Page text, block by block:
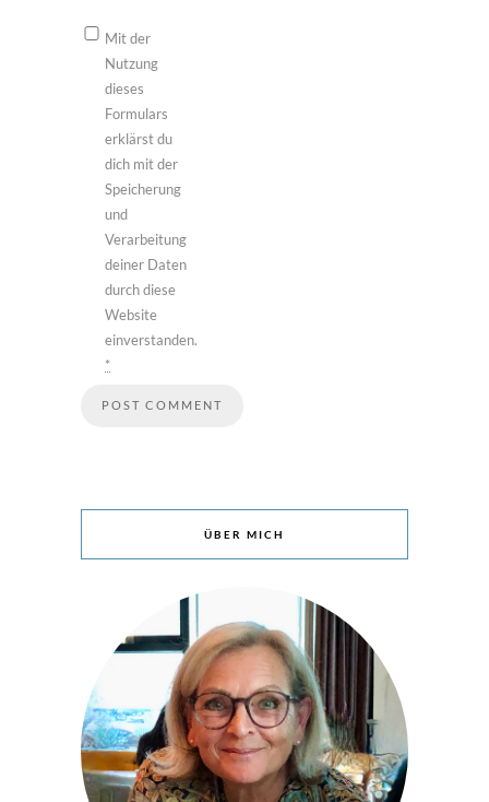
Mit der
Nutzung
dieses
Formulars
erklärst du
dich mit der
Speicherung
und
Verarbeitung
deiner Daten
durch diese
Website
einverstanden.
*
ÜBER MICH